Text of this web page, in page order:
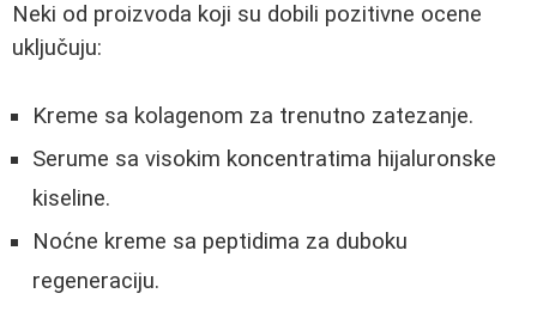
Neki od proizvoda koji su dobili pozitivne ocene
uključuju:
Kreme sa kolagenom za trenutno zatezanje.
Serume sa visokim koncentratima hijaluronske
kiseline.
Noćne kreme sa peptidima za duboku
regeneraciju.